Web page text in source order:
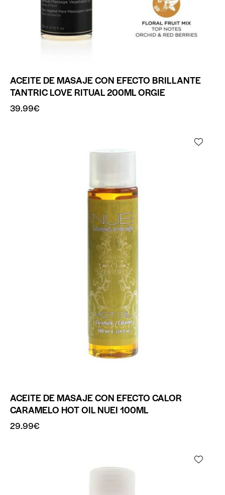
ACEITE DE MASAJE CON EFECTO BRILLANTE
TANTRIC LOVE RITUAL 200ML ORGIE
39.99€
ACEITE DE MASAJE CON EFECTO CALOR
CARAMELO HOT OIL NUEI 100ML
29.99€